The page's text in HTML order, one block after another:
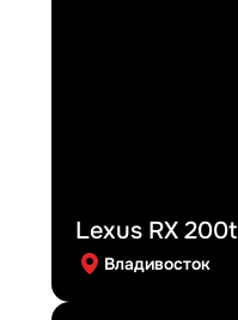
Lexus RX 200t
Владивосток